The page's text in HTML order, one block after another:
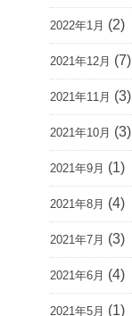
2022年1月 (2)
2021年12月 (7)
2021年11月 (3)
2021年10月 (3)
2021年9月 (1)
2021年8月 (4)
2021年7月 (3)
2021年6月 (4)
2021年5月 (1)